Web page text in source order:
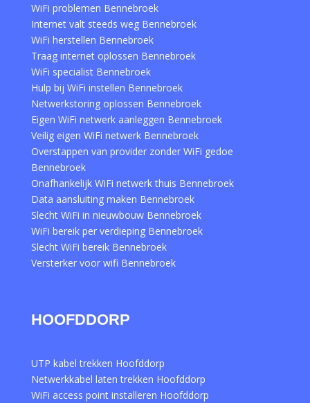
WiFi problemen Bennebroek
Internet valt steeds weg Bennebroek
WiFi herstellen Bennebroek
Traag internet oplossen Bennebroek
WiFi specialist Bennebroek
Hulp bij WiFi instellen Bennebroek
Netwerkstoring oplossen Bennebroek
Eigen WiFi netwerk aanleggen Bennebroek
Veilig eigen WiFi netwerk Bennebroek
Overstappen van provider zonder WiFi gedoe
Bennebroek
Onafhankelijk WiFi netwerk thuis Bennebroek
Data aansluiting maken Bennebroek
Slecht WiFi in nieuwbouw Bennebroek
WiFi bereik per verdieping Bennebroek
Slecht WiFi bereik Bennebroek
Versterker voor wifi Bennebroek
HOOFDDORP
UTP kabel trekken Hoofddorp
Netwerkkabel laten trekken Hoofddorp
WiFi access point installeren Hoofddorp